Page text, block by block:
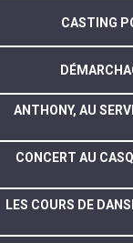
CASTING
ANTHONY, AU
CONCERT AU
LES COURS DE